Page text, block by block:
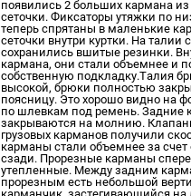
появились 2 больших кармана из
сеточки. Фиксаторы утяжки по
теперь спрятаны в маленькие
сеточки внутри куртки. На талии
сохранились вшитые резинки.
кармана, они стали объемнее и
собственную подкладку.Талия
высокой, брюки полностью
поясницу. Это хорошо видно на
по шлевкам под ремень. Задние
закрываются на молнию.
грузовых карманов получили
карманы стали объемнее за счет
сзади. Прорезные карманы
утепленные. Между задним
прорезным есть небольшой